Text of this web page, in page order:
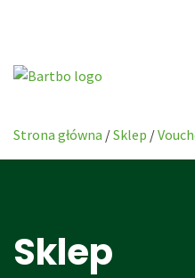
Strona główna /Sklep /
Sklep